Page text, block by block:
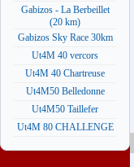
Gabizos - La Berbeillet
(20 km)
Gabizos Sky Race 30km
Ut4M 40 vercors
Ut4M 40 Chartreuse
Ut4M50 Belledonne
Ut4M50 Taillefer
Ut4M 80 CHALLENGE